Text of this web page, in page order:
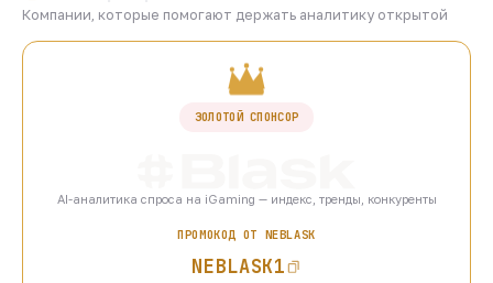
Компании, которые помогают держать аналитику открытой
ЗОЛОТОЙ СПОНСОР
AI-аналитика спроса на iGaming — индекс, тренды, конкуренты
ПРОМОКОД ОТ NEBLASK
NEBLASK1